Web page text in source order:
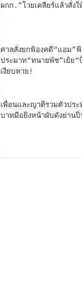
ผกก.”โวยเคลียร์แล้วสั่ง
ศาลสั่งยกฟ้องคดี“แอม”
ประมาท“ทนายพัช”เย้ย“
เงียบหาย!
เพื่อนและญาติรวมตัวประ
บาทมือยิงหน้าผับดังย่านปิ่